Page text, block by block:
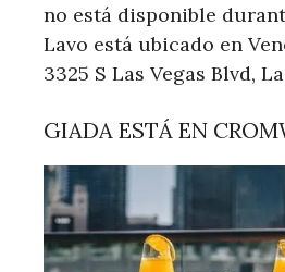
no está disponible
Lavo está ubicado en
3325 S Las Vegas Blvd,
GIADA ESTÁ EN